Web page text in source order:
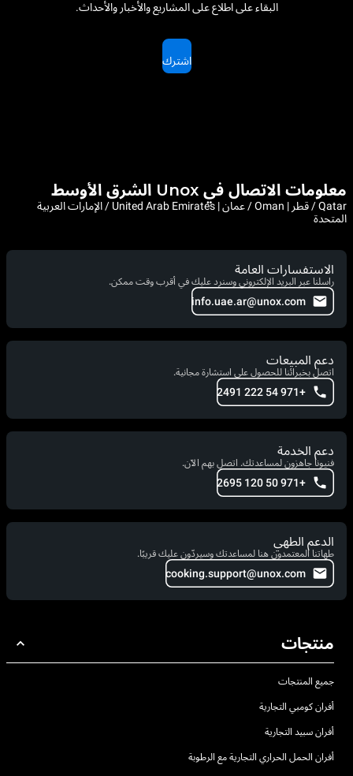
البقاء على اطلاع على المشاريع والأخبار والأحداث.
اشترك
معلومات الاتصال في Unox الشرق الأوسط
Qatar / قطر | Oman / عمان | United Arab Emirates / الإمارات العربية
المتحدة
الاستفسارات العامة
راسلنا عبر البريد الإلكتروني وسنرد عليك في أقرب وقت ممكن.
info.uae.ar@unox.com
دعم المبيعات
اتصل بخبرائنا للحصول على استشارة مجانية.
+971 54 222 2491
دعم الخدمة
فنيونا جاهزون لمساعدتك. اتصل بهم الآن.
+971 50 120 2695
الدعم الطهي
طهاتنا المعتمدون هنا لمساعدتك وسيردّون عليك قريبًا.
cooking.support@unox.com
منتجات
جميع المنتجات
أفران كومبي التجارية
أفران سبيد التجارية
أفران الحمل الحراري التجارية مع الرطوبة